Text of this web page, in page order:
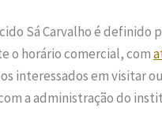
Sá Carvalho é definido
o horário comercial, com
interessados em visitar
a administração do